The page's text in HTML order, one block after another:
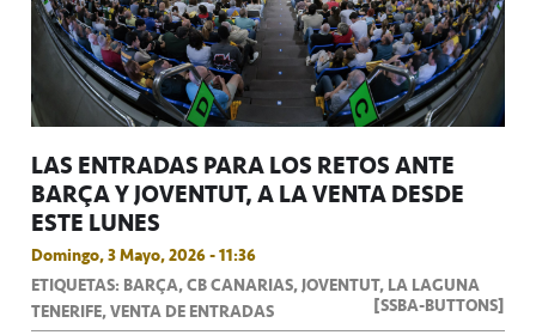
LAS ENTRADAS PARA LOS RETOS ANTE
BARÇA Y JOVENTUT, A LA VENTA DESDE
ESTE LUNES
Domingo, 3 Mayo, 2026 - 11:36
ETIQUETAS: BARÇA, CB CANARIAS, JOVENTUT, LA LAGUNA
TENERIFE, VENTA DE ENTRADAS
[SSBA-BUTTONS]